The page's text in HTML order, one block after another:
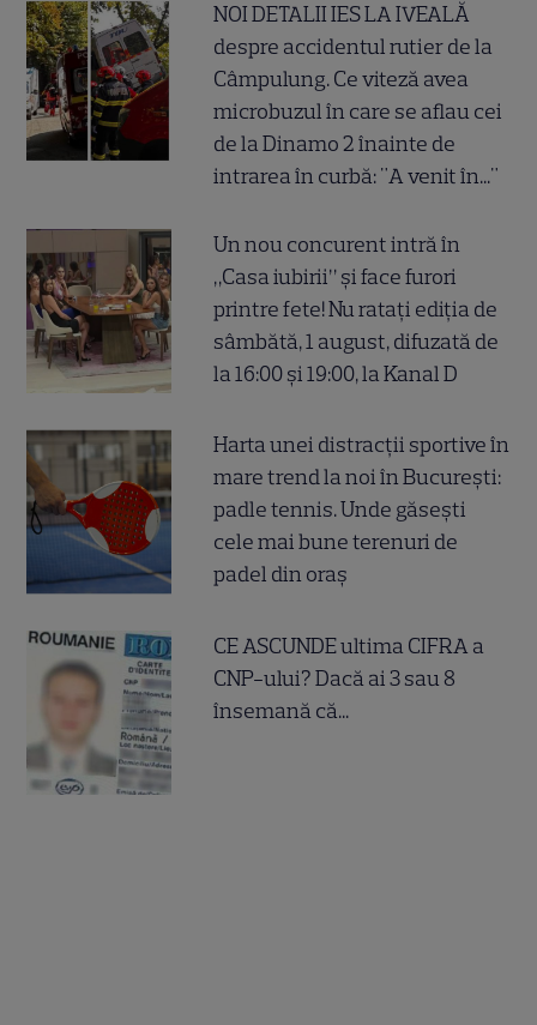
NOI DETALII IES LA IVEALĂ
despre accidentul rutier de la
Câmpulung. Ce viteză avea
microbuzul în care se aflau cei
de la Dinamo 2 înainte de
intrarea în curbă: "A venit în..."
Un nou concurent intră în
„Casa iubirii” și face furori
printre fete! Nu ratați ediția de
sâmbătă, 1 august, difuzată de
la 16:00 și 19:00, la Kanal D
Harta unei distracții sportive în
mare trend la noi în București:
padle tennis. Unde găsești
cele mai bune terenuri de
padel din oraș
CE ASCUNDE ultima CIFRA a
CNP-ului? Dacă ai 3 sau 8
însemană că...